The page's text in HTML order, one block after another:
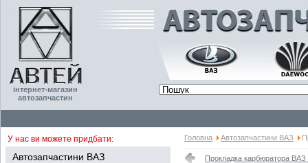
інтернет-магазин
автозапчастин
У нас ви можете придбати:
Автозапчастини ВАЗ
Головна Автозапчастини ВАЗ
Прокладка карбюратора ВАЗ